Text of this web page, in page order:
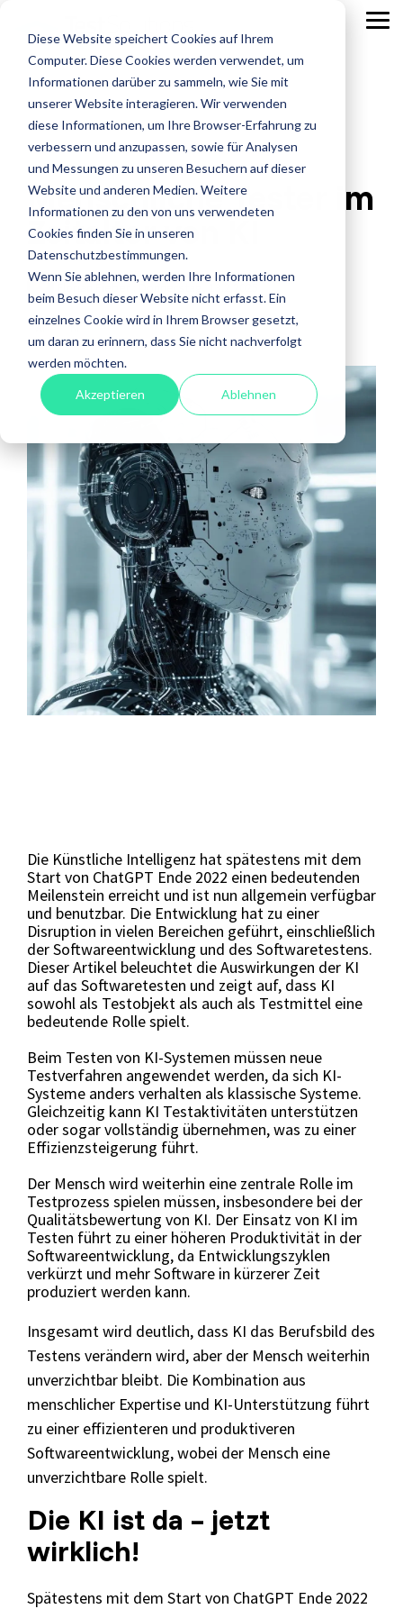
Diese Website speichert Cookies auf Ihrem
Computer. Diese Cookies werden verwendet, um
Informationen darüber zu sammeln, wie Sie mit
unserer Website interagieren. Wir verwenden
diese Informationen, um Ihre Browser-Erfahrung zu
verbessern und anzupassen, sowie für Analysen
und Messungen zu unseren Besuchern auf dieser
Website und anderen Medien. Weitere
Informationen zu den von uns verwendeten
Cookies finden Sie in unseren
Datenschutzbestimmungen.
Wenn Sie ablehnen, werden Ihre Informationen
beim Besuch dieser Website nicht erfasst. Ein
einzelnes Cookie wird in Ihrem Browser gesetzt,
um daran zu erinnern, dass Sie nicht nachverfolgt
werden möchten.
Akzeptieren Ablehnen
main
content.Leistungen
Alle anzeigen
Agiles Testen
API Testing
Last- und Performance
Nutzerabnahmetest / UAT
Offshore Test Center
Leistungen
Penetration Testing
Standardsoftware
Test Factory Services
Testautomatisierung
Testberatung
Testmanagement
Leistungen
Praxisnah.
Studies.
Alle anzeigen
ISTQB Certified Tester
Foundation Level
AI Testing
Testing with GenAI
Test Management
Test Analyst
Test Automation Engineering
Agile Tester
Acceptance Testing
Performance Testing
IREB Certified
Professional for
Requirements
Engineering
A4Q - Alliance for Qualification
ISTQB Add-On Practical Tester
AI Essentials
Security Essentials
Xray - Testmanagement für Jira
Xray Essentials
Xray für Power User
Xray für Administratoren
TestSolutions Originals
Grundlagen des Softwaretestens
Grundlagen der Testautomatisierung
Grundlagen AI Testing
Testverfahren für den Softwaretest
Grundlagen IT-Sicherheitstests
Seminarthemen Trainingsformen
Inhouse
Menschliche Tester im
Zeitalter von KI
:
AI KI
Die Künstliche Intelligenz hat spätestens mit dem
Start von ChatGPT Ende 2022 einen bedeutenden
Meilenstein erreicht und ist nun allgemein verfügbar
und benutzbar. Die Entwicklung hat zu einer
Disruption in vielen Bereichen geführt, einschließlich
der Softwareentwicklung und des Softwaretestens.
Dieser Artikel beleuchtet die Auswirkungen der KI
auf das Softwaretesten und zeigt auf, dass KI
sowohl als Testobjekt als auch als Testmittel eine
bedeutende Rolle spielt.
Beim Testen von KI-Systemen müssen neue
Testverfahren angewendet werden, da sich KI-
Systeme anders verhalten als klassische Systeme.
Gleichzeitig kann KI Testaktivitäten unterstützen
oder sogar vollständig übernehmen, was zu einer
Effizienzsteigerung führt.
Der Mensch wird weiterhin eine zentrale Rolle im
Testprozess spielen müssen, insbesondere bei der
Qualitätsbewertung von KI. Der Einsatz von KI im
Testen führt zu einer höheren Produktivität in der
Softwareentwicklung, da Entwicklungszyklen
verkürzt und mehr Software in kürzerer Zeit
produziert werden kann.
Insgesamt wird deutlich, dass KI das Berufsbild des
Testens verändern wird, aber der Mensch weiterhin
unverzichtbar bleibt. Die Kombination aus
menschlicher Expertise und KI-Unterstützung führt
zu einer effizienteren und produktiveren
Softwareentwicklung, wobei der Mensch eine
unverzichtbare Rolle spielt.
Die KI ist da – jetzt
wirklich!
Spätestens mit dem Start von ChatGPT Ende 2022